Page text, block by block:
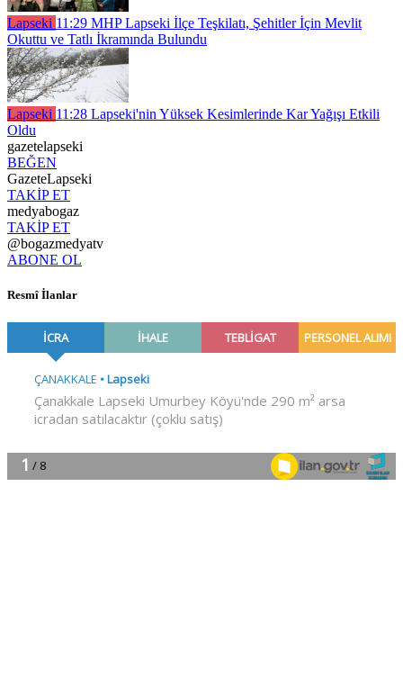
Lapseki 11:29 MHP Lapseki İlçe Teşkilatı, Şehitler İçin Mevlit
Okuttu ve Tatlı İkramında Bulundu
Lapseki 11:28 Lapseki'nin Yüksek Kesimlerinde Kar Yağışı Etkili
Oldu
gazetelapseki
BEĞEN
GazeteLapseki
TAKİP ET
medyabogaz
TAKİP ET
@bogazmedyatv
ABONE OL
Resmî İlanlar